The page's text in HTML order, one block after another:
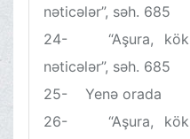
nəticələr”, səh. 685
24- “Aşura,
nəticələr”, səh. 685
25- Yenə orada
26- “Aşura,